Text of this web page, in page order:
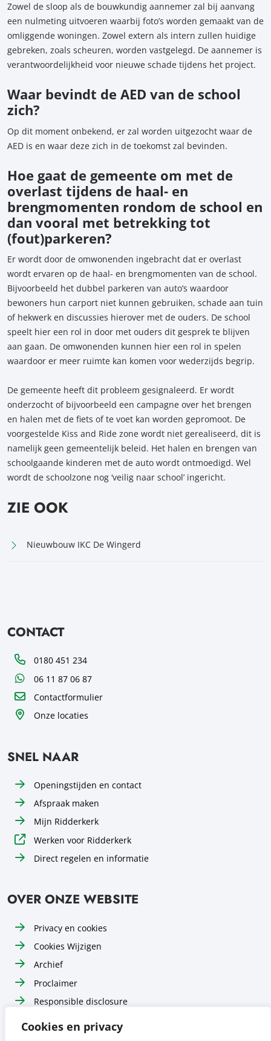
Cookies en privacy
Zowel de sloop als de bouwkundig aannemer zal bij aanvang
een nulmeting uitvoeren waarbij foto’s worden gemaakt van de
omliggende woningen. Zowel extern als intern zullen huidige
gebreken, zoals scheuren, worden vastgelegd. De aannemer is
verantwoordelijkheid voor nieuwe schade tijdens het project.
Waar bevindt de AED van de school
zich?
Op dit moment onbekend, er zal worden uitgezocht waar de
AED is en waar deze zich in de toekomst zal bevinden.
Hoe gaat de gemeente om met de
overlast tijdens de haal- en
brengmomenten rondom de school en
dan vooral met betrekking tot
(fout)parkeren?
Er wordt door de omwonenden ingebracht dat er overlast
wordt ervaren op de haal- en brengmomenten van de school.
Bijvoorbeeld het dubbel parkeren van auto’s waardoor
bewoners hun carport niet kunnen gebruiken, schade aan tuin
of hekwerk en discussies hierover met de ouders. De school
speelt hier een rol in door met ouders dit gesprek te blijven
aan gaan. De omwonenden kunnen hier een rol in spelen
waardoor er meer ruimte kan komen voor wederzijds begrip.
De gemeente heeft dit probleem gesignaleerd. Er wordt
onderzocht of bijvoorbeeld een campagne over het brengen
en halen met de fiets of te voet kan worden gepromoot. De
voorgestelde Kiss and Ride zone wordt niet gerealiseerd, dit is
namelijk geen gemeentelijk beleid. Het halen en brengen van
schoolgaande kinderen met de auto wordt ontmoedigd. Wel
wordt de schoolzone nog ‘veilig naar school’ ingericht.
ZIE OOK
Nieuwbouw IKC De Wingerd
CONTACT
Telefoon0180 451 234
WhatsApp06 11 87 06 87
Contactformulier
Onze locaties
SNEL NAAR
Openingstijden en contact
Afspraak maken
Mijn Ridderkerk
Werken voor Ridderkerk
Direct regelen en informatie
OVER ONZE WEBSITE
Privacy en cookies
Cookies Wijzigen
Archief
Proclaimer
Responsible disclosure
Toegankelijkheid